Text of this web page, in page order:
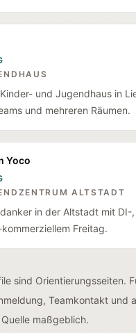
und Jugendhaus in
und mehreren Räumen.
Yoco
ALTSTADT
in der Altstadt mit DI-
Freitag.
sind Orientierungsseiten.
Teamkontakt und
maßgeblich.